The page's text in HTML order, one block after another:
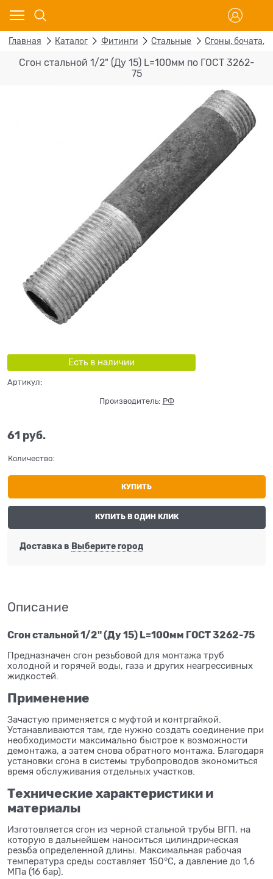
Главная Каталог Фитинги Стальные Сгоны, бочата,
Сгон стальной 1/2" (Ду 15) L=100мм по ГОСТ 3262-
75
Есть в наличии
Артикул:
Производитель: РФ
61 руб.
Количество:
КУПИТЬ
КУПИТЬ В ОДИН КЛИК
Доставка в Выберите город
Описание
Сгон стальной 1/2" (Ду 15) L=100мм ГОСТ 3262-75
Предназначен сгон резьбовой для монтажа труб
холодной и горячей воды, газа и других неагрессивных
жидкостей.
Применение
Зачастую применяется с муфтой и контргайкой.
Устанавливаются там, где нужно создать соединение при
необходимости максимально быстрое к возможности
демонтажа, а затем снова обратного монтажа. Благодаря
установки сгона в системы трубопроводов экономиться
время обслуживания отдельных участков.
Технические характеристики и
материалы
Изготовляется сгон из черной стальной трубы ВГП, на
которую в дальнейшем наноситься цилиндрическая
резьба определенной длины. Максимальная рабочая
температура среды составляет 150°С, а давление до 1,6
МПа (16 бар).